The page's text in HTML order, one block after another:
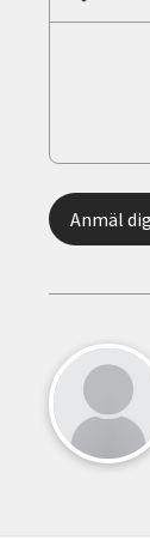
Anmäl dig